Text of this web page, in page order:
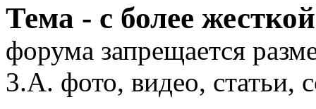
Тема - с более
форума запрещается
3.А. фото, видео, статьи,